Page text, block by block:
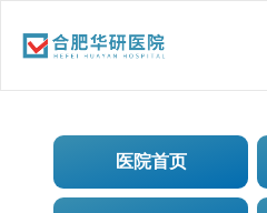
医院首页